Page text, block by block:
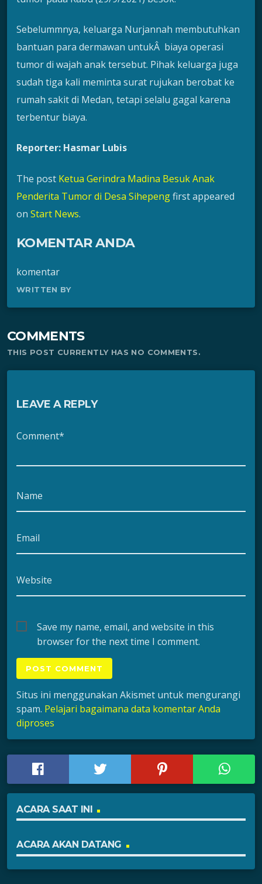
Sebelummnya, keluarga Nurjannah membutuhkan
bantuan para dermawan untukÂ biaya operasi
tumor di wajah anak tersebut. Pihak keluarga juga
sudah tiga kali meminta surat rujukan berobat ke
rumah sakit di Medan, tetapi selalu gagal karena
terbentur biaya.
Reporter: Hasmar Lubis
The post Ketua Gerindra Madina Besuk Anak
Penderita Tumor di Desa Sihepengfirst appeared
on Start News.
KOMENTAR ANDA
komentar
WRITTEN BY
COMMENTS
THIS POST CURRENTLY HAS NO COMMENTS.
LEAVE A REPLY
Comment*
Name
Email
Website
Save my name, email, and website in this
browser for the next time I comment.
Situs ini menggunakan Akismet untuk mengurangi
spam. Pelajari bagaimana data komentar Anda
diproses
ACARA SAAT INI
ACARA AKAN DATANG